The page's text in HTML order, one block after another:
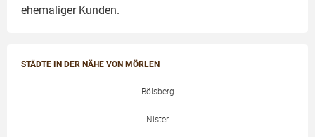
ehemaliger Kunden.
STÄDTE IN DER NÄHE VON MÖRLEN
Bölsberg
Nister